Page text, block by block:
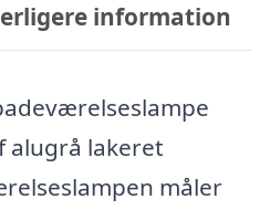
information
alugrå lakeret
måler